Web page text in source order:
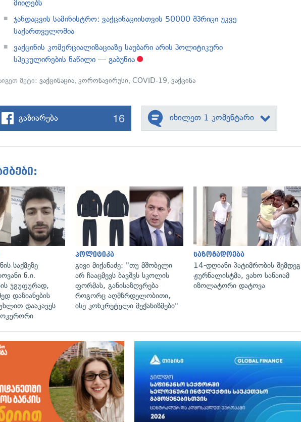
მიიღებს
ჯანდაცვის სამინისტრო: ვაქცინაციისთვის 50000 შპრიცი უკვე
საქართველოშია
ვაქცინის კომერციალიზაციაზე საუბარი არის პოლიტიკური
სპეკულირების ნაწილი — გაბუნია
მეტი:ვაქცინაცია,კორონავირუსი,COVID-19,ვაქცინა
გაზიარება 16 იხილეთ 1 კომენტარი
გადახედვა
საქმეზე
ნ.ი.
ჯგუფურად,
დაზიანების
დააკავეს
გადახედვა
პოლიტიკა
გივი მიქანაძე: "თუ მშობელი
არ ჩააცმევს ბავშვს სკოლის
ფორმას, განისაზღვრება
როგორც აღმზრდელობითი,
ისე კონკრეტული მექანიზმები"
საზოგადოება
14-დღიანი პატიმრობის შემდეგ
ჟურნალისტმა, ვახო სანაიამ
იზოლატორი დატოვა